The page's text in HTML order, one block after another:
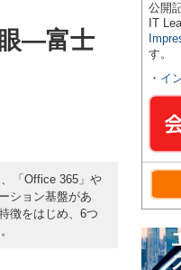
―富士
「Office 365」や
ション基盤があ
徴をはじめ、6つ
公開
IT
す。
・ イ